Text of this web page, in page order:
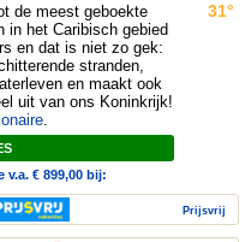
de meest geboekte
in het Caribisch gebied
en dat is niet zo gek:
stranden,
en maakt ook
uit van ons Koninkrijk!
.
31°
€ 899,00 bij:
Prijsvrij